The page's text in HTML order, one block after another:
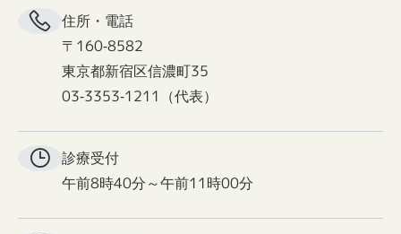
住所・電話
〒160-8582
東京都新宿区信濃町35
03-3353-1211（代表）
診療受付
午前8時40分～午前11時00分